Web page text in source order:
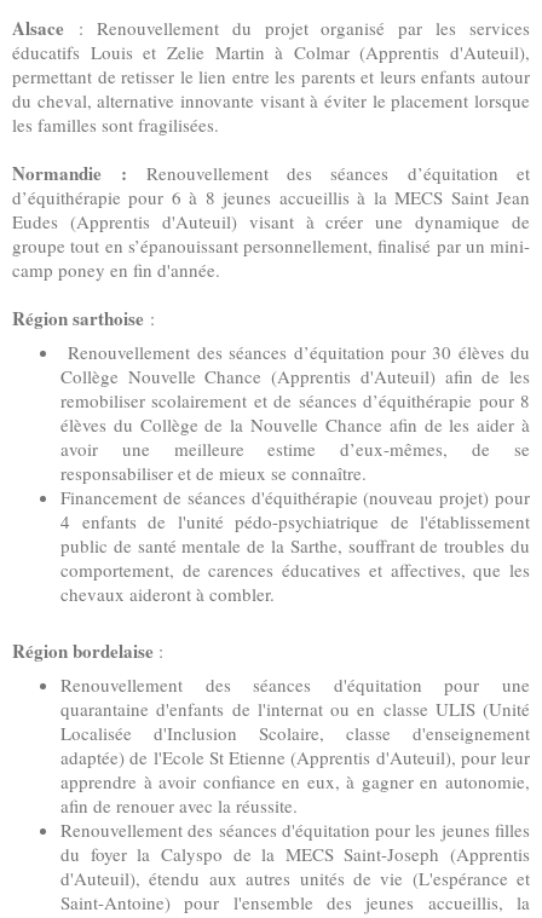
Alsace
: Renouvellement du projet organisé par les services
éducatifs Louis et Zelie Martin à Colmar (Apprentis d'Auteuil),
permettant de retisser le lien entre les parents et leurs enfants autour
du cheval, alternative innovante visant à éviter le placement lorsque
les familles sont fragilisées.
Normandie : Renouvellement des séances d’équitation et
d’équithérapie pour 6 à 8 jeunes accueillis à la MECS Saint Jean
Eudes (Apprentis d'Auteuil) visant à créer une dynamique de
groupe tout en s’épanouissant personnellement, finalisé par un mini-
camp poney en fin d'année.
Région sarthoise :
Renouvellement des séances d’équitation pour 30 élèves du
Collège Nouvelle Chance (Apprentis d'Auteuil) afin de les
remobiliser scolairement et de séances d’équithérapie pour 8
élèves du Collège de la Nouvelle Chance afin de les aider à
avoir une meilleure estime d’eux-mêmes, de se
responsabiliser et de mieux se connaître.
Financement de séances d'équithérapie (nouveau projet) pour
4 enfants de l'unité pédo-psychiatrique de l'établissement
public de santé mentale de la Sarthe, souffrant de troubles du
comportement, de carences éducatives et affectives, que les
chevaux aideront à combler.
Région bordelaise :
Renouvellement des séances d'équitation pour une
quarantaine d'enfants de l'internat ou en classe ULIS (Unité
Localisée d'Inclusion Scolaire, classe d'enseignement
adaptée) de l'Ecole St Etienne (Apprentis d'Auteuil), pour leur
apprendre à avoir confiance en eux, à gagner en autonomie,
afin de renouer avec la réussite.
Renouvellement des séances d'équitation pour les jeunes filles
du foyer la Calyspo de la MECS Saint-Joseph (Apprentis
d'Auteuil), étendu aux autres unités de vie (L'espérance et
Saint-Antoine) pour l'ensemble des jeunes accueillis, la